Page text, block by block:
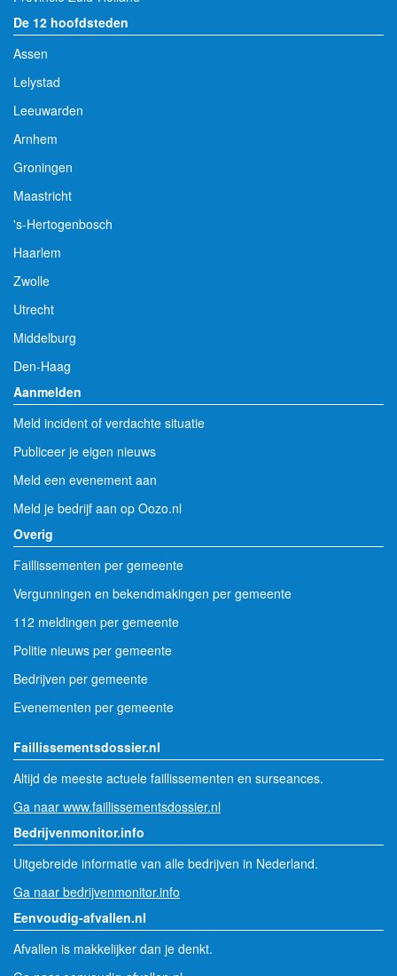
De 12 hoofdsteden
Assen
Lelystad
Leeuwarden
Arnhem
Groningen
Maastricht
's-Hertogenbosch
Haarlem
Zwolle
Utrecht
Middelburg
Den-Haag
Aanmelden
Meld incident of verdachte situatie
Publiceer je eigen nieuws
Meld een evenement aan
Meld je bedrijf aan op Oozo.nl
Overig
Faillissementen per gemeente
Vergunningen en bekendmakingen per gemeente
112 meldingen per gemeente
Politie nieuws per gemeente
Bedrijven per gemeente
Evenementen per gemeente
Faillissementsdossier.nl
Altijd de meeste actuele faillissementen en surseances.
Ga naar www.faillissementsdossier.nl
Bedrijvenmonitor.info
Uitgebreide informatie van alle bedrijven in Nederland.
Ga naar bedrijvenmonitor.info
Eenvoudig-afvallen.nl
Afvallen is makkelijker dan je denkt.